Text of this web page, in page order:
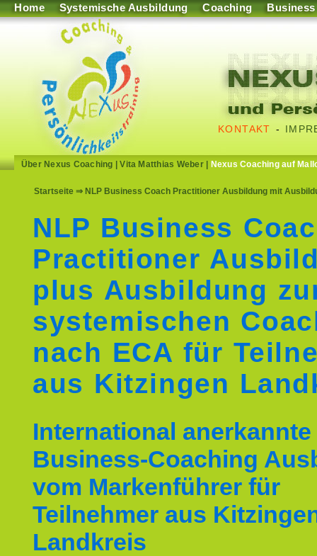
Home Systemische Ausbildung Coaching Business
KONTAKT -
Über Nexus Coaching |Vita Matthias Weber| Nexus Coaching auf
Startseite ⇒ NLP Business Coach Practitioner Ausbildung mit
NLP Business
Practitioner
plus Ausbildung
systemischen
nach ECA für
aus Kitzingen
International anerkannte
Business-Coaching
vom Markenführer für
Teilnehmer aus
Landkreis